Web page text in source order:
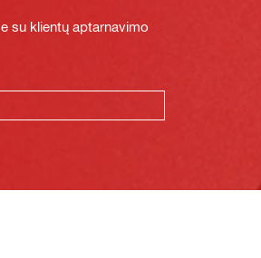
su klientų aptarnavimo